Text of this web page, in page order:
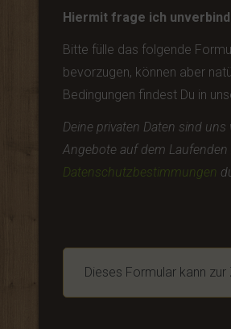
Hiermit frage ich
Bitte fülle das folgende
bevorzugen, können aber
Bedingungen findest Du in
Deine privaten Daten sind
Angebote auf dem
Datenschutzbestimmungen
Dieses Formular kann